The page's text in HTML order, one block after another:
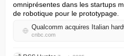
omniprésentes dans les startups
de robotique pour le prototypage.
cnbc.com